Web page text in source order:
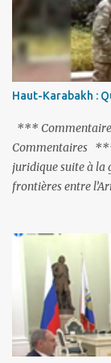
purge massive.
suspendue au-
à l’UE si la peine
envers les Etats-
sacrifieront les
prévenu le
Haut-Karabakh :
***
Commentaires
juridique suite à la
frontières entre
Gumri. On ne sait
d’envoyer ses
le Nakhitchevan,
de problèmes
l’Azerbaïdjan.
surtout du fait que